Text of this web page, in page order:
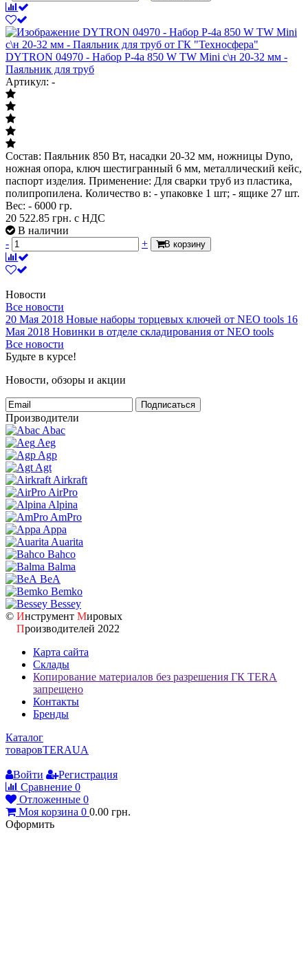
DYTRON 04970 - Набор P-4а 850 W TW Mini с\н 20-32 мм -
Паяльник для труб
Артикул: -
Состав: Паяльник 850 Вт, насадки 20-32 мм, ножницы Dyno,
ножная опора, ключ шестигранный 6 мм, металлический кейс,
паспорт изделия. Применение: Для сварки труб из пластика,
полипропилена. Количество в: - упаковке 1 шт; - ящике 27 шт.
Вес: - 6000 гр.
20 522.85 грн. с НДС
В наличии
-
+ В корзину
Новости
Все новости
20 Мая 2018 Новые наборы торцевых ключей от NEO tools 16
Мая 2018 Новинки в отделе складирования от NEO tools
Все новости
Будьте в курсе!
Новости, обзоры и акции
Подписаться
Производители
Abac
Aeg
Agp
Agt
Airkraft
AirPro
Alpina
AmPro
Appa
Auarita
Bahco
Balma
BeA
Bemko
Bessey
© Инструмент Мировых
Производителей 2022
Карта сайта
Склады
Копирование материалов без разрешения ГК TERA
запрещено
Контакты
Бренды
Каталог
товаровTERAUA
Войти
Регистрация
Сравнение 0
Отложенные 0
Моя корзина 0 0.00 грн.
Оформить